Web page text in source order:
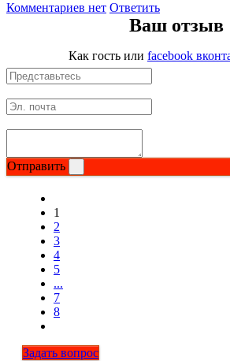
Комментариев нет Ответить
Ваш отзыв
Как гость или facebook
Отправить
1
2
3
4
5
...
7
8
Задать вопрос